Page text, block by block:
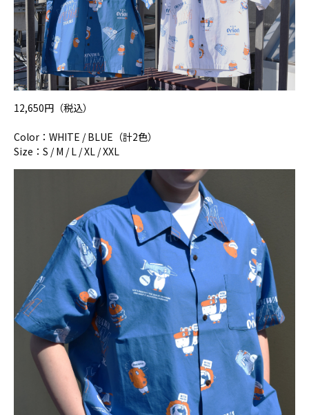
12,650円（税込）
Color：WHITE / BLUE（計2色）
Size：S / M / L / XL / XXL